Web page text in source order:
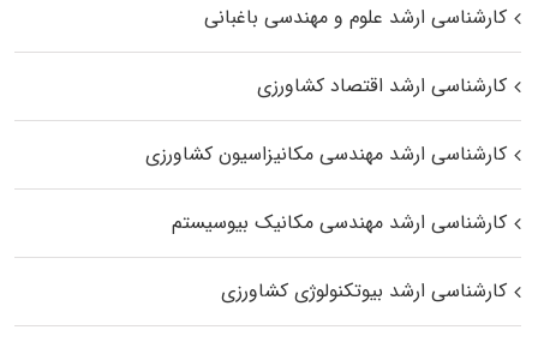
کارشناسی ارشد علوم و مهندسی باغبانی
کارشناسی ارشد اقتصاد کشاورزی
کارشناسی ارشد مهندسی مکانیزاسیون کشاورزی
کارشناسی ارشد مهندسی مکانیک بیوسیستم
کارشناسی ارشد بیوتکنولوژی کشاورزی